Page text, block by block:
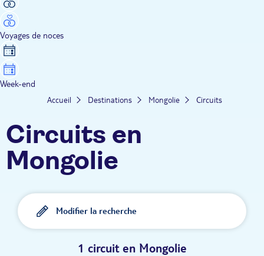
Voyages de noces
Week-end
Accueil Destinations Mongolie Circuits
Circuits en
Mongolie
Modifier la recherche
1 circuit en Mongolie